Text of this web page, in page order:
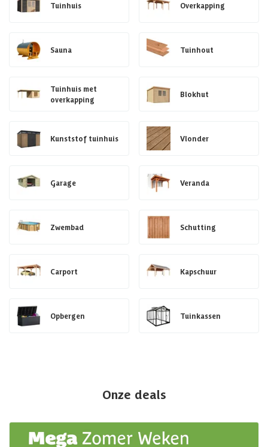
Tuinhuis Overkapping
Sauna Tuinhout
Tuinhuis met
overkapping
Blokhut
Kunststof tuinhuis Vlonder
Garage Veranda
Zwembad Schutting
Carport Kapschuur
Opbergen Tuinkassen
Onze deals